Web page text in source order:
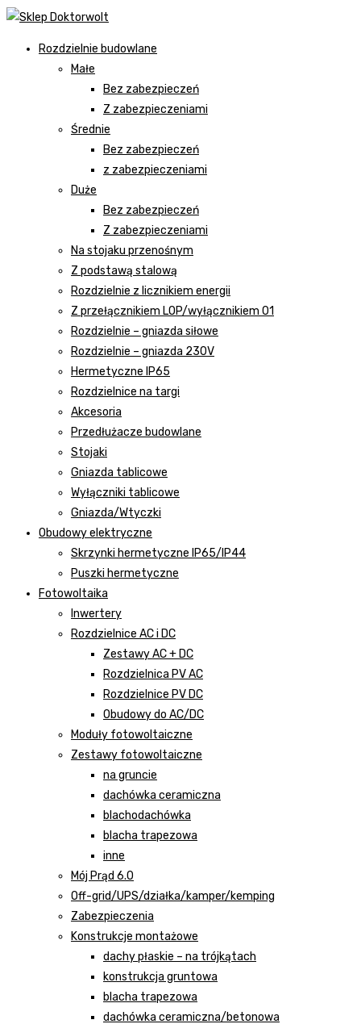
Rozdzielnie budowlane
Małe
Bez zabezpieczeń
Z zabezpieczeniami
Średnie
Bez zabezpieczeń
z zabezpieczeniami
Duże
Bez zabezpieczeń
Z zabezpieczeniami
Na stojaku przenośnym
Z podstawą stalową
Rozdzielnie z licznikiem energii
Z przełącznikiem LOP/wyłącznikiem 01
Rozdzielnie – gniazda siłowe
Rozdzielnie – gniazda 230V
Hermetyczne IP65
Rozdzielnice na targi
Akcesoria
Przedłużacze budowlane
Stojaki
Gniazda tablicowe
Wyłączniki tablicowe
Gniazda/Wtyczki
Obudowy elektryczne
Skrzynki hermetyczne IP65/IP44
Puszki hermetyczne
Fotowoltaika
Inwertery
Rozdzielnice AC i DC
Zestawy AC + DC
Rozdzielnica PV AC
Rozdzielnice PV DC
Obudowy do AC/DC
Moduły fotowoltaiczne
Zestawy fotowoltaiczne
na gruncie
dachówka ceramiczna
blachodachówka
blacha trapezowa
inne
Mój Prąd 6.0
Off-grid/UPS/działka/kamper/kemping
Zabezpieczenia
Konstrukcje montażowe
dachy płaskie – na trójkątach
konstrukcja gruntowa
blacha trapezowa
dachówka ceramiczna/betonowa